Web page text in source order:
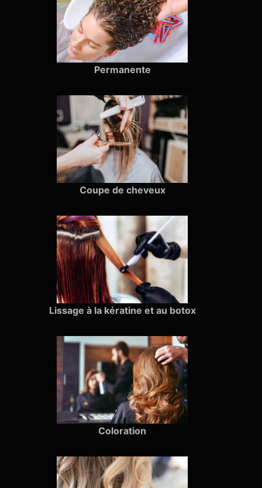
Permanente
Coupe de cheveux
Lissage à la kératine et au botox
Coloration